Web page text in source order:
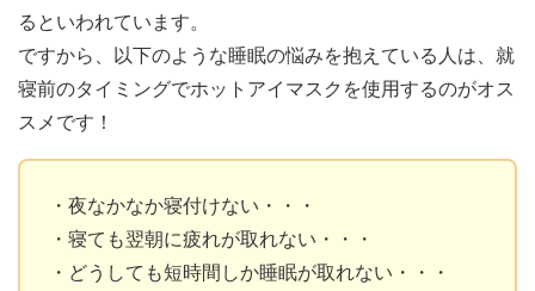
るといわれています。
ですから、以下のような睡眠の悩みを抱えている人は、就
寝前のタイミングでホットアイマスクを使用するのがオス
スメです！
・夜なかなか寝付けない・・・
・寝ても翌朝に疲れが取れない・・・
・どうしても短時間しか睡眠が取れない・・・